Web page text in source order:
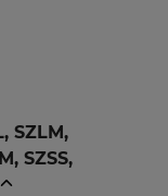
SZLM,
SZSS,